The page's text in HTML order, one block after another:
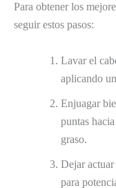
Para obtener los
seguir estos pasos:
Lavar el
aplicando
Enjuagar
puntas
graso.
Dejar
para